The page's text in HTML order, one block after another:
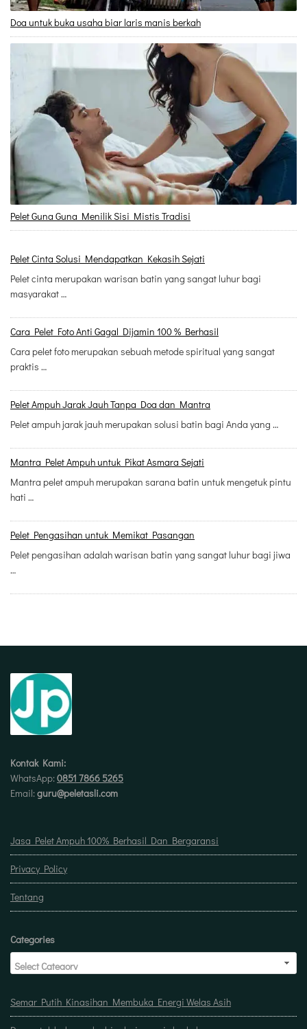
Doa untuk buka usaha biar laris manis berkah
Pelet Guna Guna Menilik Sisi Mistis Tradisi
Pelet Cinta Solusi Mendapatkan Kekasih Sejati
Pelet cinta merupakan warisan batin yang sangat luhur bagi
masyarakat …
Cara Pelet Foto Anti Gagal Dijamin 100 % Berhasil
Cara pelet foto merupakan sebuah metode spiritual yang sangat
praktis …
Pelet Ampuh Jarak Jauh Tanpa Doa dan Mantra
Pelet ampuh jarak jauh merupakan solusi batin bagi Anda yang …
Mantra Pelet Ampuh untuk Pikat Asmara Sejati
Mantra pelet ampuh merupakan sarana batin untuk mengetuk pintu
hati …
Pelet Pengasihan untuk Memikat Pasangan
Pelet pengasihan adalah warisan batin yang sangat luhur bagi jiwa
…
Kontak Kami:
WhatsApp: 0851 7866 5265
Email: guru@peletasli.com
Jasa Pelet Ampuh 100% Berhasil Dan Bergaransi
Privacy Policy
Tentang
Categories
Semar Putih Kinasihan Membuka Energi Welas Asih